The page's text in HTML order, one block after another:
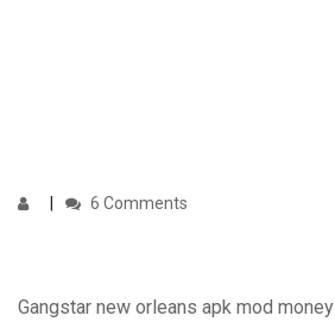
6 Comments
Gangstar new orleans apk mod money